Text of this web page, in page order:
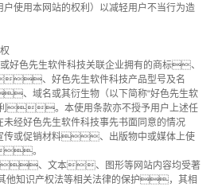
用本网站的权利）以减轻用户不当行为造
好色先生软件科技关联企业拥有的商标、
、好色先生软件科技产品型号及名
域名或其衍生物（以下简称“好色先生软
利。本使用条款亦不授予用户上述任
好色先生软件科技事先书面同意的情况
或促销材料、出版物中或媒体上使
。
、文本、图形等网站内容均受著
知识产权法等相关法律的保护，其相